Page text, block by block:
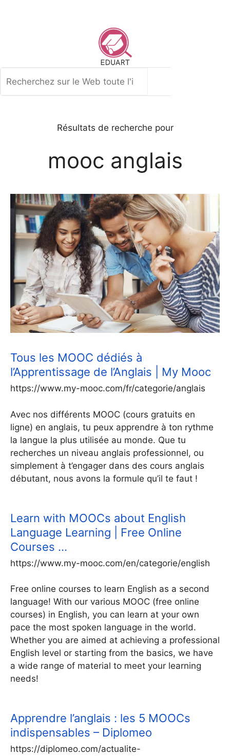
Résultats de recherche pour
mooc anglais
Tous les MOOC dédiés à
l’Apprentissage de l’Anglais | My Mooc
https://www.my-mooc.com/fr/categorie/anglais
Avec nos différents MOOC (cours gratuits en
ligne) en anglais, tu peux apprendre à ton rythme
la langue la plus utilisée au monde. Que tu
recherches un niveau anglais professionnel, ou
simplement à t’engager dans des cours anglais
débutant, nous avons la formule qu’il te faut !
Learn with MOOCs about English
Language Learning | Free Online
Courses …
https://www.my-mooc.com/en/categorie/english
Free online courses to learn English as a second
language! With our various MOOC (free online
courses) in English, you can learn at your own
pace the most spoken language in the world.
Whether you are aimed at achieving a professional
English level or starting from the basics, we have
a wide range of material to meet your learning
needs!
Apprendre l’anglais : les 5 MOOCs
indispensables – Diplomeo
https://diplomeo.com/actualite-